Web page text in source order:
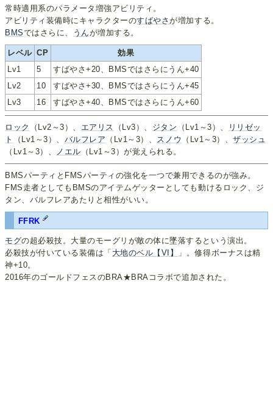
常時適用系のパラメータ増強アビリティ。
アビリティ装備時にキャラクターのすばやさが増加する。
BMSではさらに、 うんが増加する。
レベル CP
効果
Lv1
5
すばやさ+20、BMSではさらにうん+40
Lv2
10
すばやさ+30、BMSではさらにうん+45
Lv3
16 すばやさ+40、BMSではさらにうん+60
ロック （Lv2～3）、 エアリス （Lv3）、 ジタン （Lv1～3）、
リリゼッ
ト
（Lv1～3）、 バルフレア （Lv1～3）、 スノウ （Lv1～3）、ザッシュ
（Lv1～3）、
ノエル （Lv1～3）が覚えられる。
BMSパーティとFMSパーティの強化を一つで兼用できるのが強み。
FMS走者としてもBMSのアイテムゲッターとしても動けるロック、ジ
タン、バルフレアあたりと相性がいい。
FFRK
モグの超必殺技。大量のモーグリが敵の体に墜落するという演出。
必殺技が付いている装備は「 大地のベル【VI】
」。修得ボーナスは精
神+10。
2016年のゴールドフェスのBRA★BRAコラボで追加された。